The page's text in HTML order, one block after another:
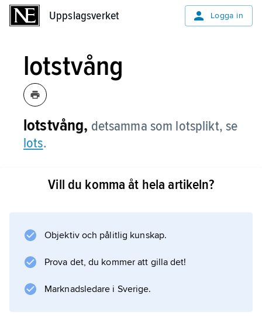
Uppslagsverket Logga in
lotstvång
lotstvång, detsamma som lotsplikt, se
lots.
Vill du komma åt hela artikeln?
Objektiv och pålitlig kunskap.
Prova det, du kommer att gilla det!
Marknadsledare i Sverige.